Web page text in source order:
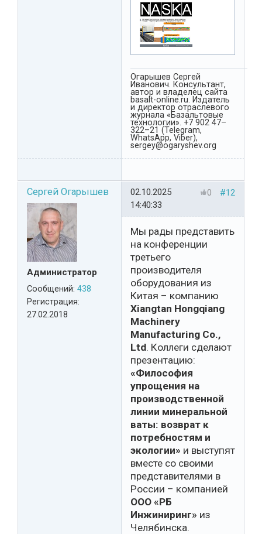
Огарышев Сергей
Иванович. Консультант,
автор и владелец сайта
basalt-online.ru. Издатель
и директор отраслевого
журнала «Базальтовые
технологии». +7 902 47–
322–21 (Telegram,
WhatsApp, Viber),
sergey@ogaryshev.org
Сергей Огарышев
Администратор
Сообщений: 438
Регистрация:
27.02.2018
#12
0
02.10.2025
14:40:33
Мы рады представить
на конференции
третьего
производителя
оборудования из
Китая – компанию
Xiangtan Hongqiang
Machinery
Manufacturing Co.,
Ltd. Коллеги сделают
презентацию:
«Философия
упрощения на
производственной
линии минеральной
ваты: возврат к
потребностям и
экологии» и выступят
вместе со своими
представителями в
России – компанией
ООО «РБ
Инжиниринг» из
Челябинска.